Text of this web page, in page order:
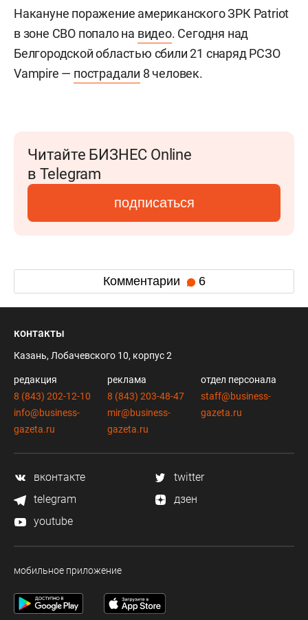
Накануне поражение американского ЗРК Patriot
в зоне СВО попало на видео. Сегодня над
Белгородской областью сбили 21 снаряд РСЗО
Vampire — пострадали 8 человек.
Читайте БИЗНЕС Online
в Telegram
подписаться
Комментарии 6
контакты
Казань, Лобачевского 10, корпус 2
редакция
8 (843) 202-12-10
info@business-
gazeta.ru
реклама
8 (843) 203-48-47
mir@business-
gazeta.ru
отдел персонала
staff@business-
gazeta.ru
вконтакте
twitter
telegram
дзен
youtube
мобильное приложение